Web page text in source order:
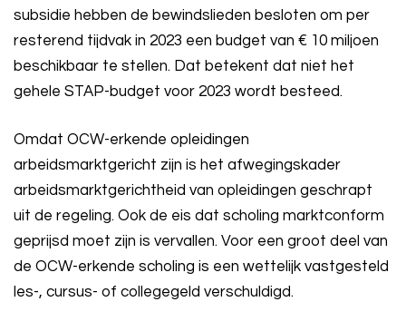
subsidie hebben de bewindslieden besloten om per
resterend tijdvak in 2023 een budget van € 10 miljoen
beschikbaar te stellen. Dat betekent dat niet het
gehele STAP-budget voor 2023 wordt besteed.
Omdat OCW-erkende opleidingen
arbeidsmarktgericht zijn is het afwegingskader
arbeidsmarktgerichtheid van opleidingen geschrapt
uit de regeling. Ook de eis dat scholing marktconform
geprijsd moet zijn is vervallen. Voor een groot deel van
de OCW-erkende scholing is een wettelijk vastgesteld
les-, cursus- of collegegeld verschuldigd.